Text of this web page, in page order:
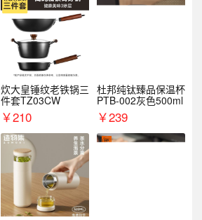
炊大皇锤纹老铁锅三
件套TZ03CW
￥210
杜邦纯钛臻品保温杯
PTB-002灰色500ml
￥239